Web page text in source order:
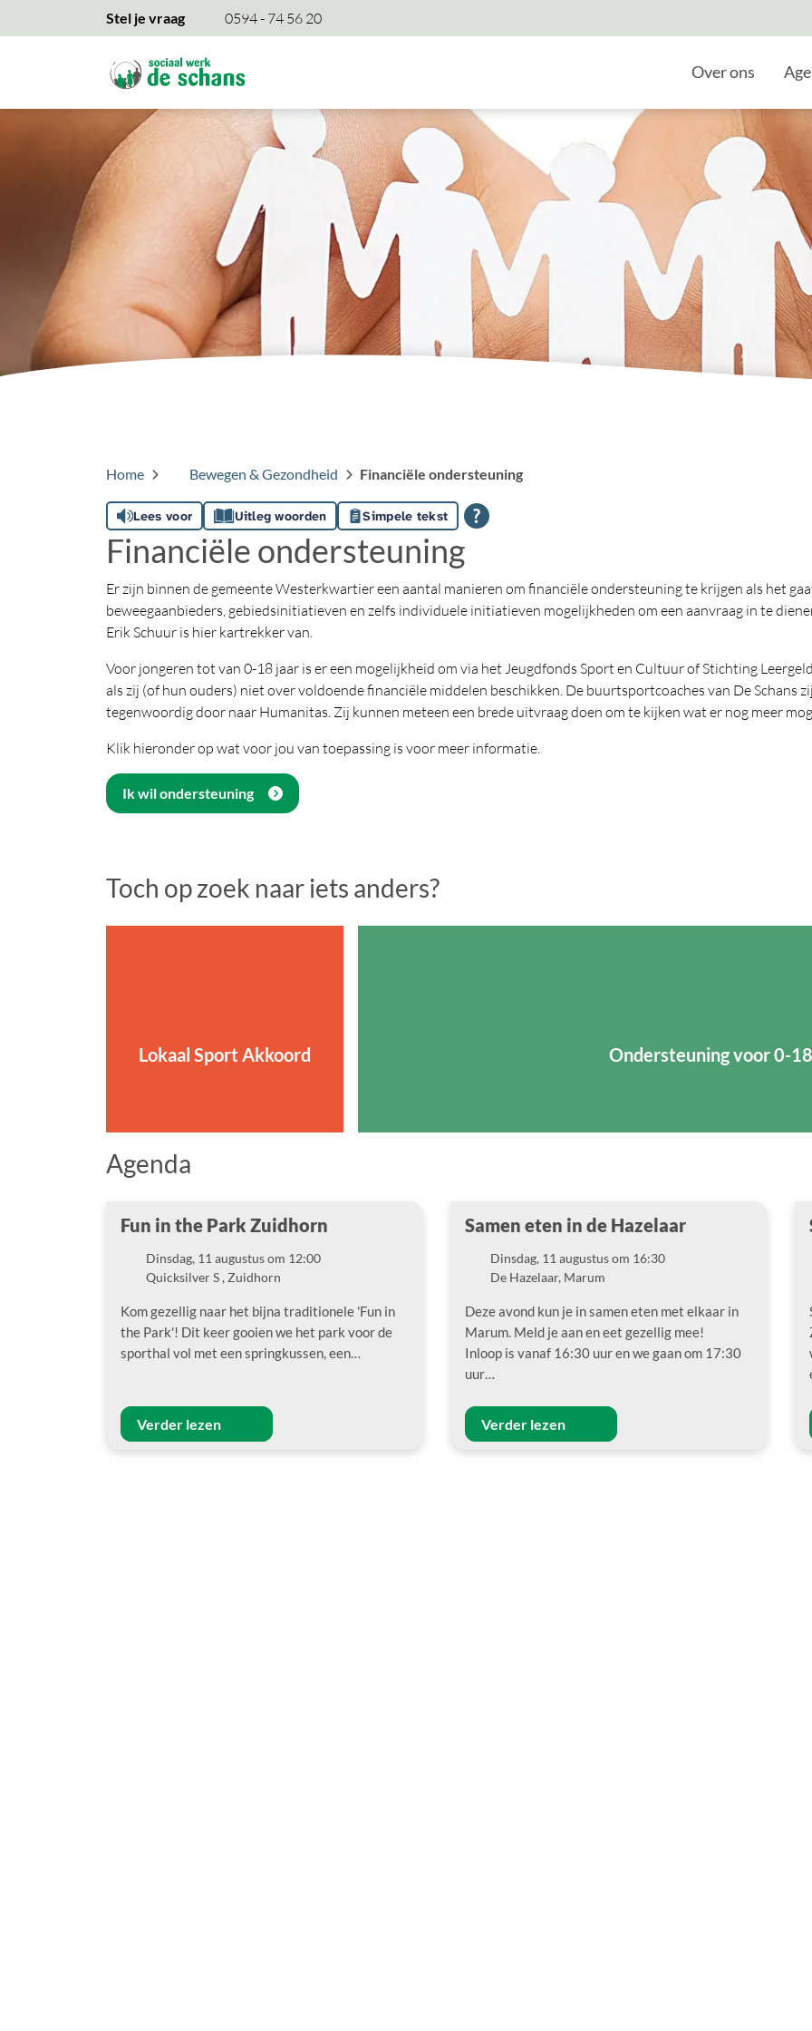
Stel je vraag 0594 - 74 56 20
HomeOver ons
Home Bewegen & Gezondheid Financiële ondersteuning
Lees voor Uitleg woorden Simpele tekst
Financiële ondersteuning
Er zijn binnen de gemeente Westerkwartier een aantal manieren om financiële ondersteuning te krijgen als het
beweegaanbieders, gebiedsinitiatieven en zelfs individuele initiatieven mogelijkheden om een aanvraag in te
Erik Schuur is hier kartrekker van.
Voor jongeren tot van 0-18 jaar is er een mogelijkheid om via het Jeugdfonds Sport en Cultuur of Stichting
als zij (of hun ouders) niet over voldoende financiële middelen beschikken. De buurtsportcoaches van De Schans
tegenwoordig door naar Humanitas. Zij kunnen meteen een brede uitvraag doen om te kijken wat er nog meer
Klik hieronder op wat voor jou van toepassing is voor meer informatie.
Ik wil ondersteuning
Toch op zoek naar iets anders?
Lokaal Sport Akkoord Ondersteuning voor 0-
Agenda
Fun in the Park Zuidhorn
Datum
Dinsdag, 11 augustus om 12:00
Locatie
Quicksilver S , Zuidhorn
Kom gezellig naar het bijna traditionele 'Fun in
the Park'! Dit keer gooien we het park voor de
sporthal vol met een springkussen, een…
Verder lezen
Samen eten in de Hazelaar
Datum
Dinsdag, 11 augustus om 16:30
Locatie
De Hazelaar, Marum
Deze avond kun je in samen eten met elkaar in
Marum. Meld je aan en eet gezellig mee!
Inloop is vanaf 16:30 uur en we gaan om 17:30
uur…
Verder lezen